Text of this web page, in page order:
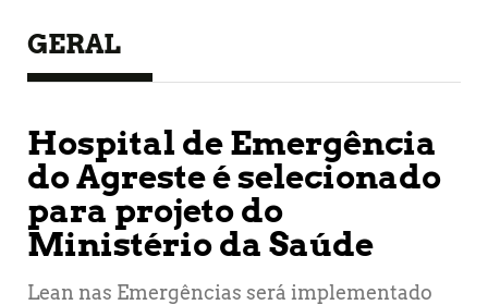
GERAL
Hospital de Emergência
do Agreste é selecionado
para projeto do
Ministério da Saúde
Lean nas Emergências será implementado